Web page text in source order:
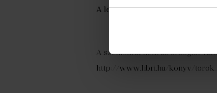
A legkeresettebb gasztronómiai
Viszlát,
A szénhidrát nem az ördögtől
http://www.libri.hu/konyv/